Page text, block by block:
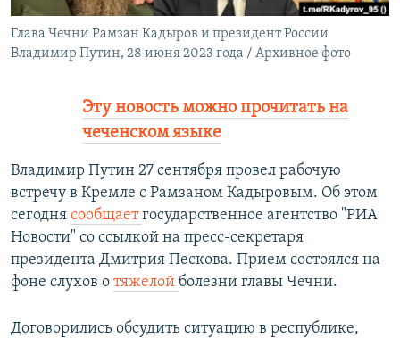
Глава Чечни Рамзан Кадыров и президент России
Владимир Путин, 28 июня 2023 года / Архивное фото
Эту новость можно прочитать на
чеченском языке
Владимир Путин 27 сентября провел рабочую
встречу в Кремле с Рамзаном Кадыровым. Об этом
сегодня сообщает государственное агентство "РИА
Новости" со ссылкой на пресс-секретаря
президента Дмитрия Пескова. Прием состоялся на
фоне слухов о тяжелой болезни главы Чечни.
Договорились обсудить ситуацию в республике,